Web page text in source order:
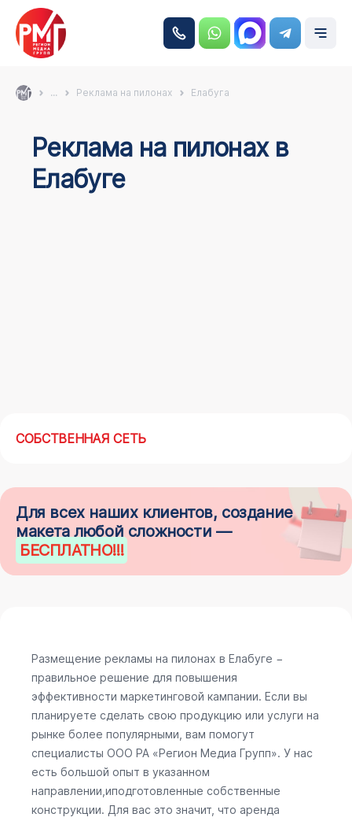
... Реклама на пилонах Елабуга
Реклама на пилонах в
Елабуге
СОБСТВЕННАЯ СЕТЬ
Для всех наших клиентов, создание
макета любой сложности —
БЕСПЛАТНО!!!
Размещение рекламы на пилонах в Елабуге −
правильное решение для повышения
эффективности маркетинговой кампании. Если вы
планируете сделать свою продукцию или услуги на
рынке более популярными, вам помогут
специалисты ООО РА «Регион Медиа Групп». У нас
есть большой опыт в указанном
направлении,иподготовленные собственные
конструкции. Для вас это значит, что аренда